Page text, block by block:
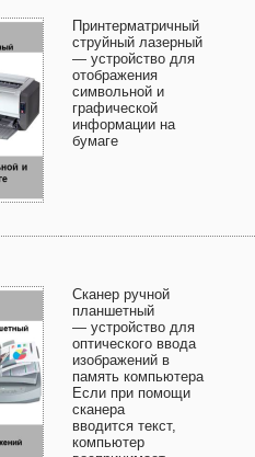
Принтерматричный
струйный лазерный
— устройство для
отображения
символьной и
графической
информации на
бумаге
Сканер ручной
планшетный
— устройство для
оптического ввода
изображений в
память компьютера
Если при помощи
сканера
вводится текст,
компьютер